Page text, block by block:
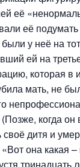
её
её
у неё на
ей на
которая в
мать, не
когда он
дитя и
она какая
тринадцать